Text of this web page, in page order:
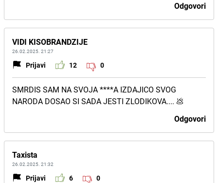
Odgovori
VIDI KISOBRANDZIJE
26.02.2025. 21:27
Prijavi 12 0
SMRDIS SAM NA SVOJA ****A IZDAJICO SVOG
NARODA DOSAO SI SADA JESTI ZLODIKOVA.... 💩
Odgovori
Taxista
26.02.2025. 21:32
Prijavi 6 0